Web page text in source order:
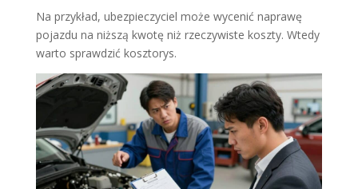
Na przykład, ubezpieczyciel może wycenić naprawę
pojazdu na niższą kwotę niż rzeczywiste koszty. Wtedy
warto sprawdzić kosztorys.